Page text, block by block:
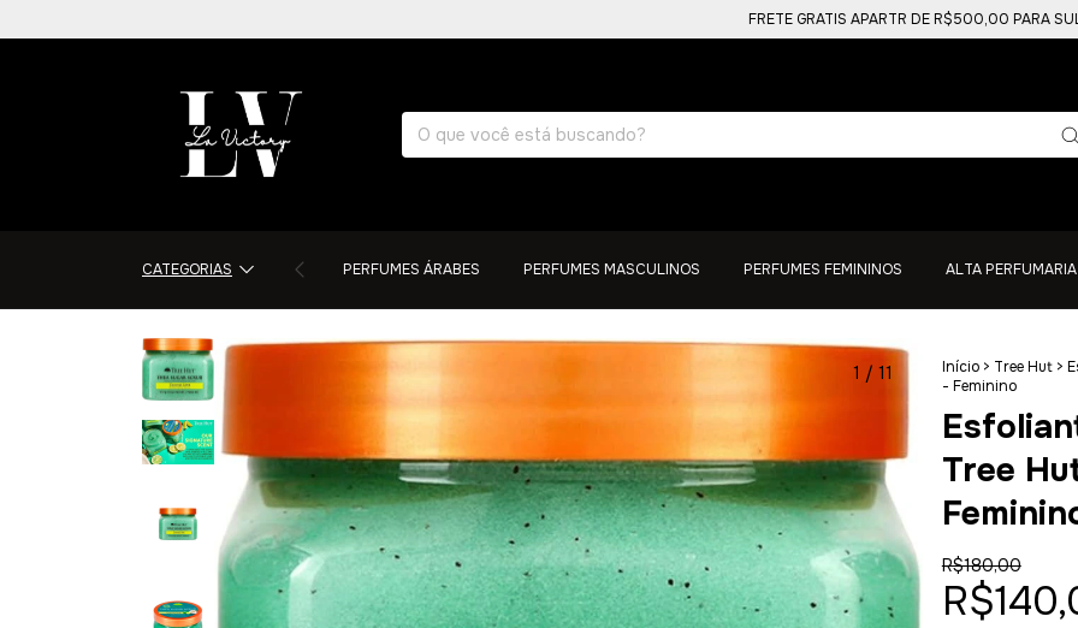
FRETE GRATIS APARTR DE R$500,00 PARA SUL,
CATEGORIAS PERFUMES ÁRABES PERFUMES MASCULINOS PERFUMES FEMININOS ALTA PERFUMARIA
1 / 11 Início > Tree Hut >
- Feminino
Tree
R$180,00